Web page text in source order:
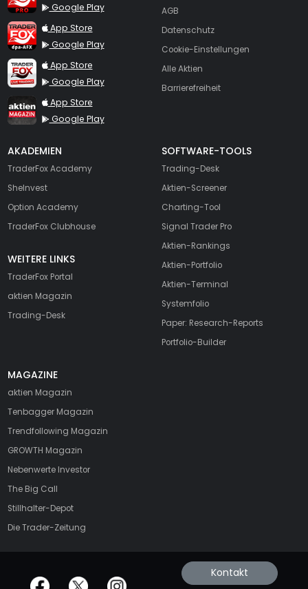
Google Play
TraderFox dpa-AFX ProFeed
App Store
Google Play
TraderFox Live Trading
App Store
Google Play
TraderFox aktien Magazin
App Store
Google Play
AGB
Datenschutz
Cookie-Einstellungen
Alle Aktien
Barrierefreiheit
AKADEMIEN
TraderFox Academy
SheInvest
Option Academy
TraderFox Clubhouse
WEITERE LINKS
TraderFox Portal
aktien Magazin
Trading-Desk
SOFTWARE-TOOLS
Trading-Desk
Aktien-Screener
Charting-Tool
Signal Trader Pro
Aktien-Rankings
Aktien-Portfolio
Aktien-Terminal
Systemfolio
Paper: Research-Reports
Portfolio-Builder
MAGAZINE
aktien Magazin
Tenbagger Magazin
Trendfollowing Magazin
GROWTH Magazin
Nebenwerte Investor
The Big Call
Stillhalter-Depot
Die Trader-Zeitung
offizielle Social Media-Accounts Kontakt